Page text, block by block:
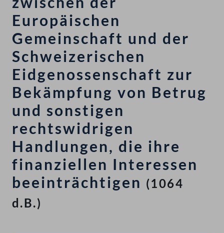
Europäischen
Gemeinschaft und der
Schweizerischen
Eidgenossenschaft zur
Bekämpfung von Betrug
und sonstigen
rechtswidrigen
Handlungen, die ihre
finanziellen Interessen
beeinträchtigen (1064
d.B.)